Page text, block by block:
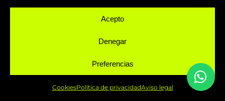
Acepto
Denegar
Preferencias
CookiesPolítica de privacidadAviso legal
que transforman el diseño
Guía de supervivencia: qué hacer con tu
moto tras una caída